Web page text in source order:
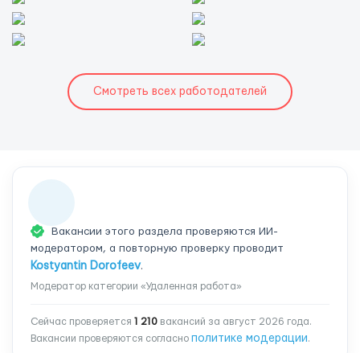
Смотреть всех работодателей
Вакансии этого раздела проверяются ИИ-
модератором, а повторную проверку проводит
Kostyantin Dorofeev.
Модератор категории «Удаленная работа»
Сейчас проверяется 1 210 вакансий за август 2026 года.
Вакансии проверяются согласно политике модерации.